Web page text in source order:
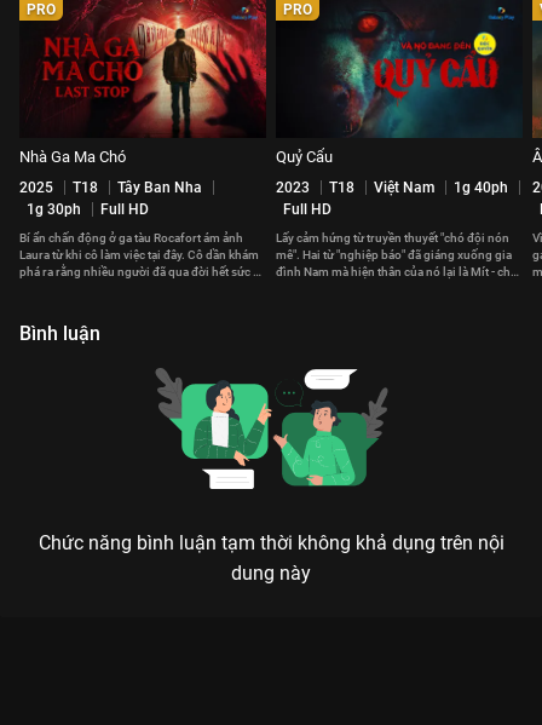
PRO
Nhà Ga Ma Chó
2025 T18
Tây Ban Nha
1g 30ph
Full HD
Bí ẩn chấn động ở ga tàu Rocafort ám ảnh
Laura từ khi cô làm việc tại đây. Cô dần khám
phá ra rằng nhiều người đã qua đời hết sức kỳ
PRO
Quỷ Cẩu
2023 T18 Việt Nam
1g 40ph
Full HD
Lấy cảm hứng từ truyền thuyết "chó đội nón
mê". Hai từ "nghiệp báo" đã giáng xuống gia
đình Nam mà hiện thân của nó lại là Mít - chú
Bình luận
Chức năng bình luận tạm thời không khả dụng trên nội
dung này